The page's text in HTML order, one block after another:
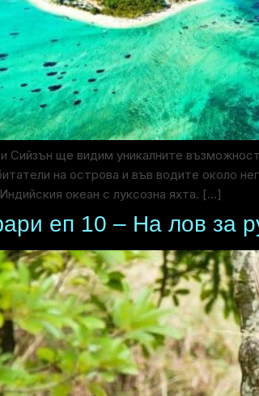
Сийзън ще видим уникалните
на острова и във водите около
океан с луксозна яхта. […]
еп 10 – На лов за